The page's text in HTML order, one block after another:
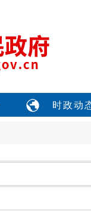
时政动